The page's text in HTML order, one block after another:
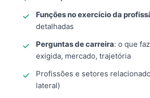
Funções no exercício da
detalhadas
Perguntas de carreira: o que
exigida, mercado, trajetória
Profissões e setores
lateral)